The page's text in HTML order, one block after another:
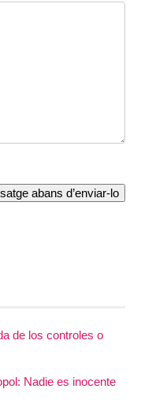
de los controles o
Nadie es inocente